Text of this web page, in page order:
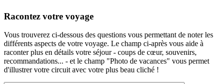
Racontez votre voyage
Vous trouverez ci-dessous des questions vous permettant de noter les
différents aspects de votre voyage. Le champ ci-après vous aide à
raconter plus en détails votre séjour - coups de cœur, souvenirs,
recommandations... - et le champ "Photo de vacances" vous permet
d'illustrer votre circuit avec votre plus beau cliché !